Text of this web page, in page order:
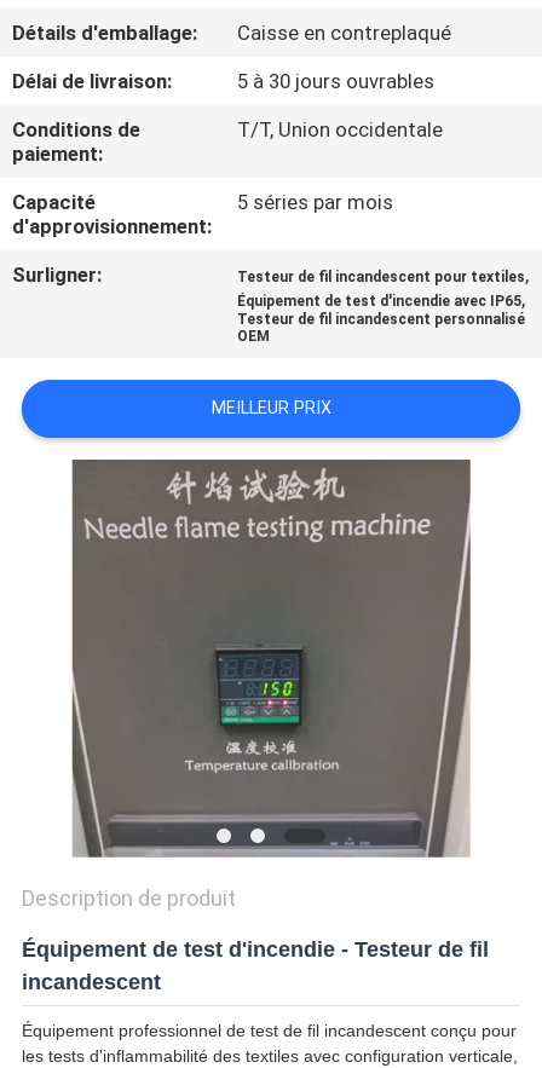
CONTACTEZ-
NOUS
NOUVELLES
DEMANDEZ
SITEMAP
POLITIQUE
Détails d'emballage:
Caisse en contreplaqué
Délai de livraison:
5 à 30 jours ouvrables
Conditions de
paiement:
T/T, Union occidentale
Capacité
d'approvisionnement:
5 séries par mois
Surligner: Testeur de fil incandescent pour textiles,
Équipement de test d'incendie avec IP65,
Testeur de fil incandescent personnalisé
OEM
MEILLEUR PRIX
Description de produit
Équipement de test d'incendie - Testeur de fil
incandescent
Équipement professionnel de test de fil incandescent conçu pour
les tests d'inflammabilité des textiles avec configuration verticale,